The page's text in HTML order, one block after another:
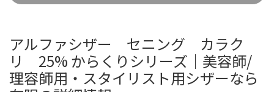
アルファシザー セニング カラク
リ 25% からくりシリーズ｜美容師/
理容師用・スタイリスト用シザーなら